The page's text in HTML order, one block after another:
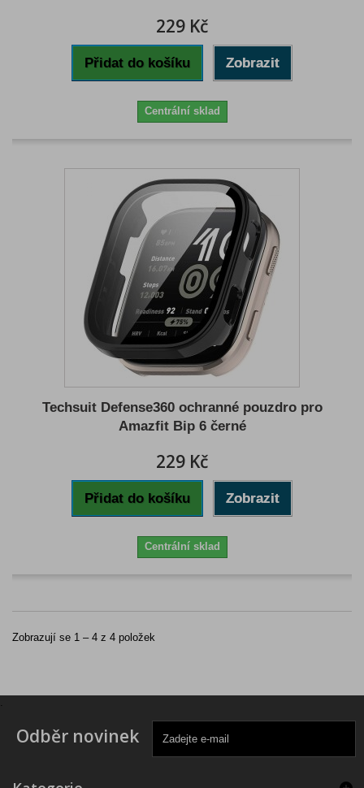
229 Kč
Přidat do košíku Zobrazit
Centrální sklad
Techsuit Defense360 ochranné pouzdro pro
Amazfit Bip 6 černé
229 Kč
Přidat do košíku Zobrazit
Centrální sklad
Zobrazují se 1 – 4 z 4 položek
.
Odběr novinek